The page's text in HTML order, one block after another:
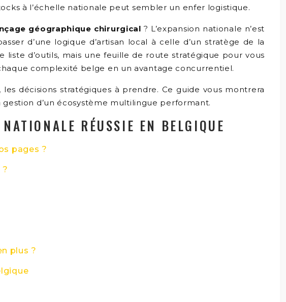
à l’échelle nationale peut sembler un enfer logistique.
géographique chirurgical ? L’expansion nationale n’est
d’une logique d’artisan local à celle d’un stratège de la
liste d’outils, mais une feuille de route stratégique pour vous
complexité belge en un avantage concurrentiel.
décisions stratégiques à prendre. Ce guide vous montrera
d’un écosystème multilingue performant.
RÉUSSIE EN BELGIQUE
pages ?
plus ?